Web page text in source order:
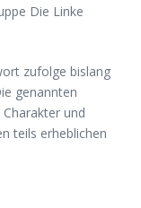
Die Linke
zufolge bislang
genannten
und
teils erheblichen